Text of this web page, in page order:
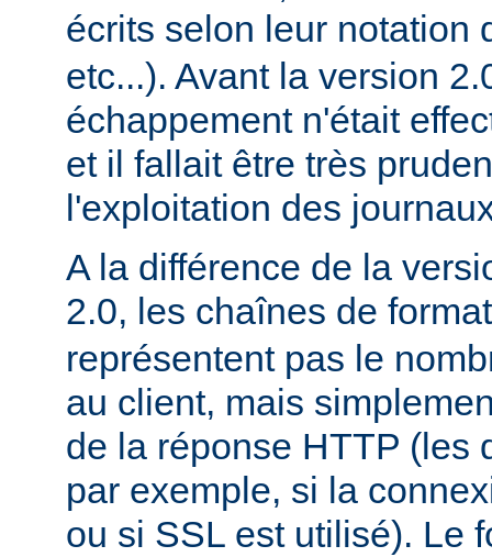
écrits selon leur notation
etc...). Avant la version
échappement n'était
et il fallait être très
l'exploitation des
A la différence de la
2.0, les chaînes de
représentent pas le
au client, mais
de la réponse HTTP (les
par exemple, si la
ou si SSL est utilisé). Le